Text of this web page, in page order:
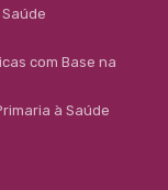
com Base na
à Saúde